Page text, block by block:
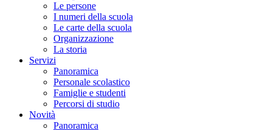
Le persone
I numeri della scuola
Le carte della scuola
Organizzazione
La storia
Servizi
Panoramica
Personale scolastico
Famiglie e studenti
Percorsi di studio
Novità
Panoramica